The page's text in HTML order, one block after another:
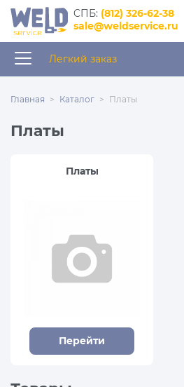
интернет–магазин
запчастей для
CПБ: (812) 326-62-38
sale@weldservice.ru
Легкий заказ
Главная Каталог Платы
Платы
Платы
Перейти